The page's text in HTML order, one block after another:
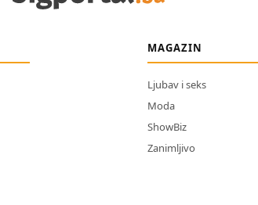
MAGAZIN
Ljubav i seks
Moda
ShowBiz
Zanimljivo